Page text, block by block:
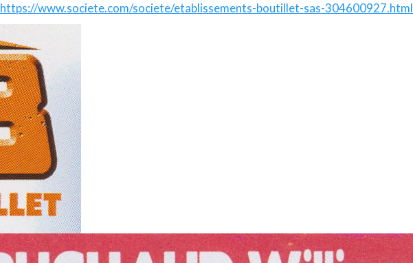
https://www.societe.com/societe/etablissements-boutillet-sas-304600927.html